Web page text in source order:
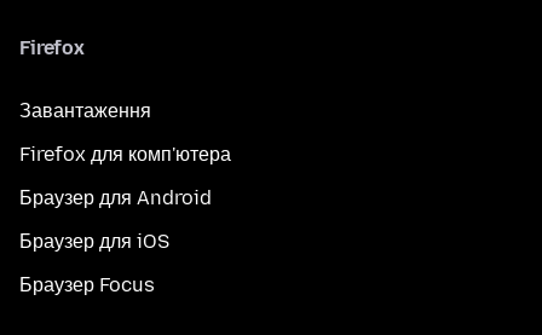
Firefox
Завантаження
Firefox для комп'ютера
Браузер для Android
Браузер для iOS
Браузер Focus